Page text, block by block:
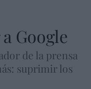
Google
de la prensa
suprimir los